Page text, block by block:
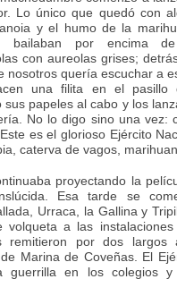
Lo único que quedó con
y el humo de la
bailaban por encima
con aureolas grises;
nosotros quería escuchar a
una filita en el
sus papeles al cabo y los
No lo digo sino una vez:
es el glorioso Ejército
caterva de vagos,
proyectando la
Esa tarde se
Urraca, la Gallina y
volqueta a las
remitieron por dos largos
Marina de Coveñas. El
guerrilla en los colegios